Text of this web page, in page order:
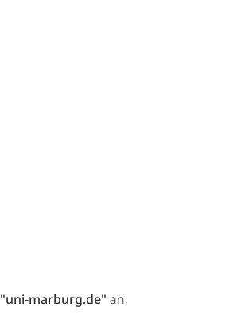
"uni-marburg.de" an,